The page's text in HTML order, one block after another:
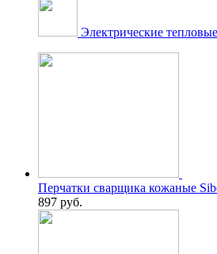
Электрические
Перчатки сварщика кожаные
897 руб.